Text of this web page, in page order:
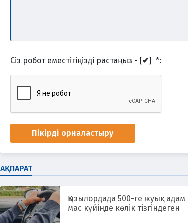
Сіз робот еместігіңізді растаңыз - [✔] *:
Пікірді орналастыру
АҚПАРАТ
Қызылордада 500-ге жуық адам
мас күйінде көлік тізгіндеген